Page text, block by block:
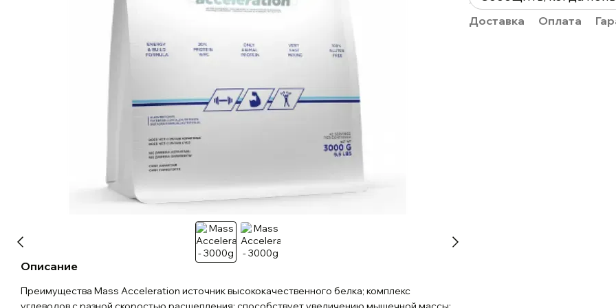
Описание
Преимущества Mass Acceleration источник высококачественного белка; комплекс
Доставка Оплата